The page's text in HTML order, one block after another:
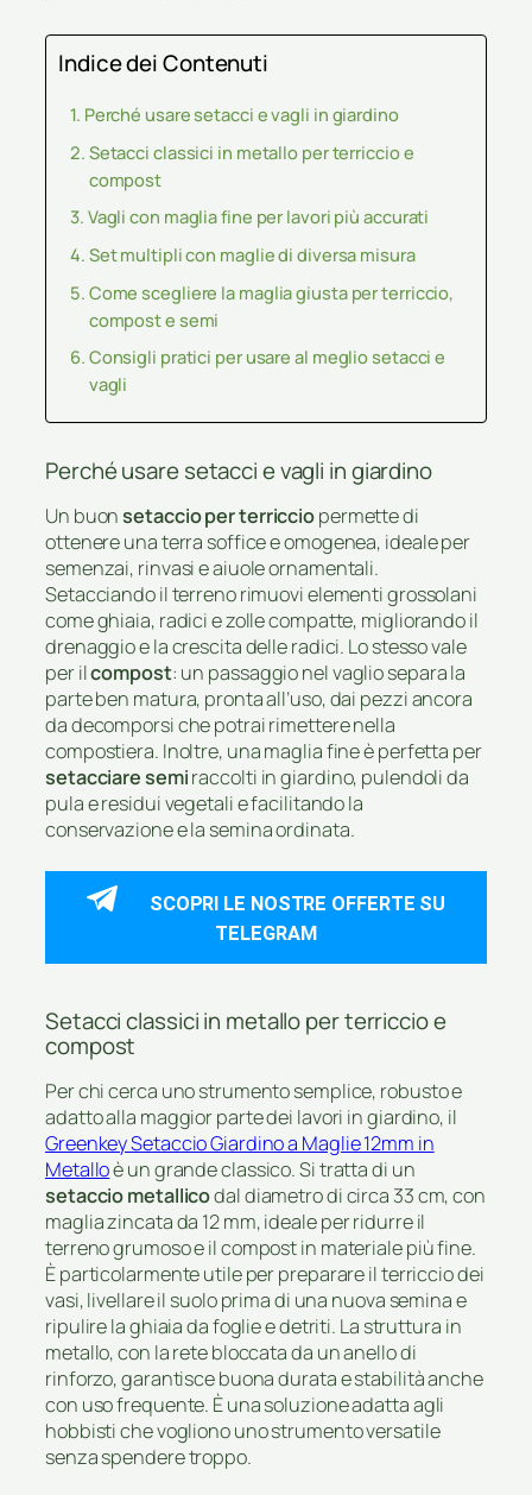
Indice dei Contenuti
Perché usare setacci e vagli in giardino
Setacci classici in metallo per terriccio e
compost
Vagli con maglia fine per lavori più accurati
Set multipli con maglie di diversa misura
Come scegliere la maglia giusta per terriccio,
compost e semi
Consigli pratici per usare al meglio setacci e
vagli
Perché usare setacci e vagli in giardino
Un buonsetaccio per terricciopermette di
ottenere una terra soffice e omogenea, ideale per
semenzai, rinvasi e aiuole ornamentali.
Setacciando il terreno rimuovi elementi grossolani
come ghiaia, radici e zolle compatte, migliorando il
drenaggio e la crescita delle radici. Lo stesso vale
per ilcompost: un passaggio nel vaglio separa la
parte ben matura, pronta all’uso, dai pezzi ancora
da decomporsi che potrai rimettere nella
compostiera. Inoltre, una maglia fine è perfetta per
setacciare semiraccolti in giardino, pulendoli da
pula e residui vegetali e facilitando la
conservazione e la semina ordinata.
SCOPRI LE NOSTRE OFFERTE SU
TELEGRAM
Setacci classici in metallo per terriccio e
compost
Per chi cerca uno strumento semplice, robusto e
adatto alla maggior parte dei lavori in giardino, il
Greenkey Setaccio Giardino a Maglie 12mm in
Metalloè un grande classico. Si tratta di un
setaccio metallicodal diametro di circa 33 cm, con
maglia zincata da 12 mm, ideale per ridurre il
terreno grumoso e il compost in materiale più fine.
È particolarmente utile per preparare il terriccio dei
vasi, livellare il suolo prima di una nuova semina e
ripulire la ghiaia da foglie e detriti. La struttura in
metallo, con la rete bloccata da un anello di
rinforzo, garantisce buona durata e stabilità anche
con uso frequente. È una soluzione adatta agli
hobbisti che vogliono uno strumento versatile
senza spendere troppo.